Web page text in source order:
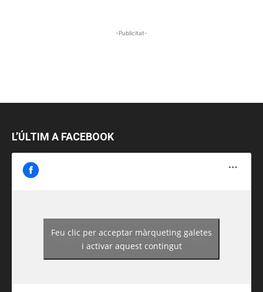
-Publicitat-
L’ÚLTIM A FACEBOOK
https://www.facebook.com/guiadereus/
Feu clic per acceptar màrqueting galetes
i activar aquest contingut